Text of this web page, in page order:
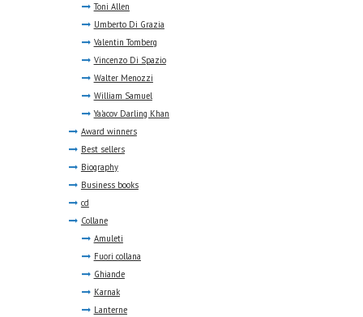
Toni Allen
Umberto Di Grazia
Valentin Tomberg
Vincenzo Di Spazio
Walter Menozzi
William Samuel
Ya'acov Darling Khan
Award winners
Best sellers
Biography
Business books
cd
Collane
Amuleti
Fuori collana
Ghiande
Karnak
Lanterne